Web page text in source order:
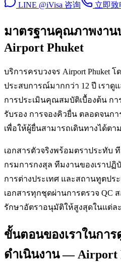
LINE @iVisa 咨询 立即致
มาตรฐานคุณภาพงา
Airport Phuket
บริการครบวงจร Airport Phuket
ประสบการณ์มากกว่า 12 ปี เรา
การประเมินคุณสมบัติเบื้องต้น กา
รับรอง การจองคิวยื่น ตลอดจนก
เพื่อให้ผู้ยื่นสามารถเดินทางได้ตา
เอกสารตัวจริงพร้อมตราประทับ
กรมการกงสุล ทีมงานของเราปฏิ
การต่างประเทศ และสถานทูตปร
เอกสารทุกชุดผ่านการตรวจ QC
รักษาอัตราอนุมัติให้สูงสุดในแต่ล
ขั้นตอนของเราในกา
ดำเนินงาน — Airport